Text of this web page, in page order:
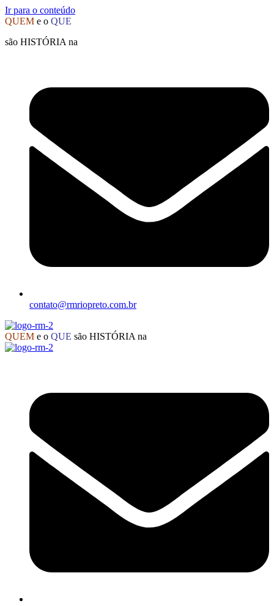
Ir para o conteúdo
QUEM e o QUE
são HISTÓRIA na
contato@rmriopreto.com.br
QUEM e o QUE são HISTÓRIA na